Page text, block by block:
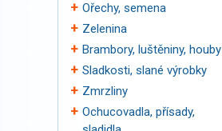
Ořechy, semena
Zelenina
Brambory, luštěniny, houby
Sladkosti, slané výrobky
Zmrzliny
Ochucovadla, přísady,